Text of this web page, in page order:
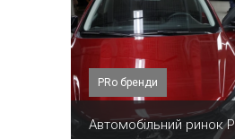
PRо бренди
Автомобільний ринок